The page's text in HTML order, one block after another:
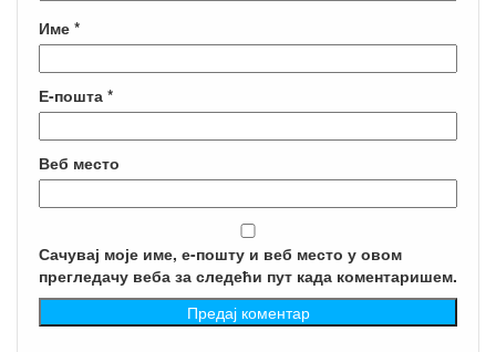
Име *
Е-пошта *
Веб место
Сачувај моје име, е-пошту и веб место у овом
прегледачу веба за следећи пут када коментаришем.